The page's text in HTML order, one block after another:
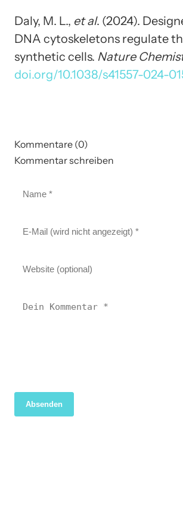
Daly, M. L., et al. (2024).
DNA cytoskeletons regulate
synthetic cells. Nature
doi.org/10.1038/s41557-024-
Kommentare (0)
Kommentar schreiben
Absenden